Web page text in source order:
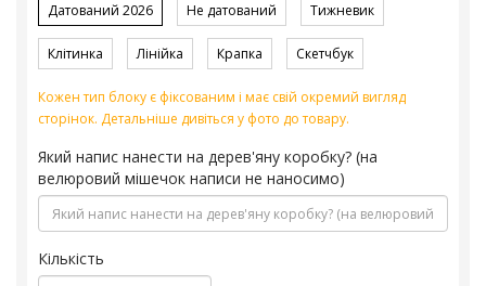
Датований 2026 Не датований Тижневик
Клітинка Лінійка Крапка Скетчбук
Кожен тип блоку є фіксованим і має свій окремий вигляд
сторінок. Детальніше дивіться у фото до товару.
Який напис нанести на дерев'яну коробку? (на
велюровий мішечок написи не наносимо)
Кількість